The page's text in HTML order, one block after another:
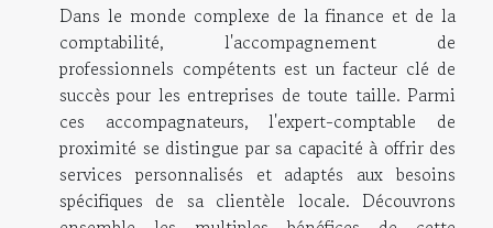
Dans le monde complexe de la finance et de la
comptabilité, l'accompagnement de
professionnels compétents est un facteur clé de
succès pour les entreprises de toute taille. Parmi
ces accompagnateurs, l'expert-comptable de
proximité se distingue par sa capacité à offrir des
services personnalisés et adaptés aux besoins
spécifiques de sa clientèle locale. Découvrons